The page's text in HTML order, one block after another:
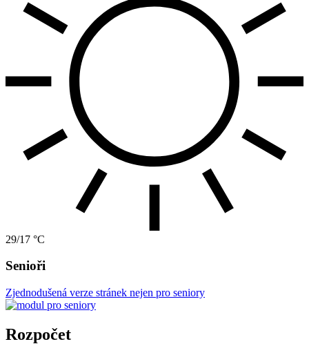
29/17 °C
Senioři
Zjednodušená verze stránek nejen pro seniory
Rozpočet